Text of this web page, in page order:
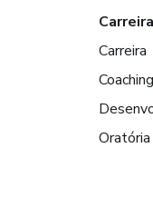
Carreira
Coaching
Oratória